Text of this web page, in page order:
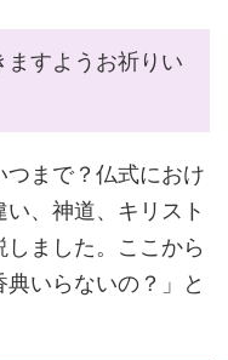
ますようお祈りい
まで？仏式におけ
、神道、キリスト
ました。ここから
いらないの？」と